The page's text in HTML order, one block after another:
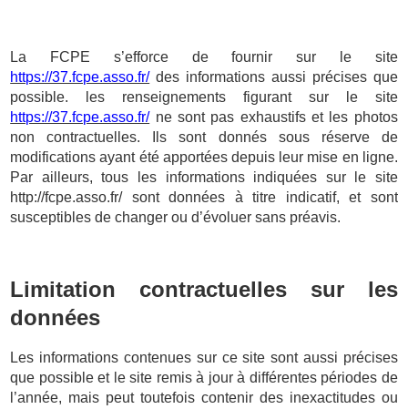
La FCPE s’efforce de fournir sur le site
https://37.fcpe.asso.fr/des informations aussi précises que
possible. les renseignements figurant sur le site
https://37.fcpe.asso.fr/ne sont pas exhaustifs et les photos
non contractuelles. Ils sont donnés sous réserve de
modifications ayant été apportées depuis leur mise en ligne.
Par ailleurs, tous les informations indiquées sur le site
http://fcpe.asso.fr/
sont données à titre indicatif, et sont
susceptibles de changer ou d’évoluer sans préavis.
Limitation contractuelles sur les
données
Les informations contenues sur ce site sont aussi précises
que possible et le site remis à jour à différentes périodes de
l’année, mais peut toutefois contenir des inexactitudes ou